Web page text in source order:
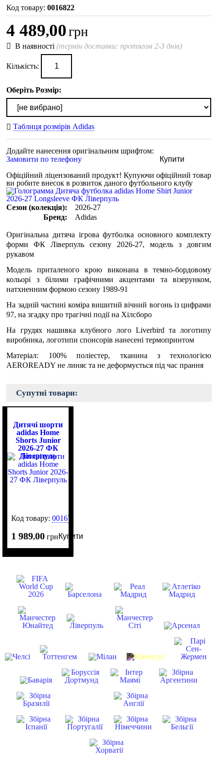
0016822
4 489,00грн
В наявності(термін доставки: протягом 2-3 днів)
Кількість:
Оберіть Розмір:
Таблиця розмірів Adidas
Додайте нанесення оригінальним шрифтом:
Замовити по телефону
Купити
Офіційний ліцензований продукт!Купуючи офіційний товар
ви робите внесок в розвиток даного футбольного клубу
Сезон (колекція):
2026-27
Бренд:
Adidas
Оригінальна дитяча ігрова футболка основного комплекту
форми ФК Ліверпуль сезону 2026-27, модель з довгим
рукавом
Модель приталеного крою виконана в темно-бордовому
кольорі з білими графічними акцентами та візерунком,
натхненним формою сезону 1989-91
На задній частині коміра вишитий вічний вогонь із цифрами
97, на згадку про трагічні події на Хілсборо
На грудях нашивка клубного лого Liverbird та логотипу
виробника, логотипи спонсорів нанесені термопринтом
Матеріал: 100% поліестер, тканина з технологією
AEROREADY не линяє та не деформується під час прання
Супутні товари:
Дитячі шорти
adidas Home
Shorts Junior
2026-27 ФК
Ліверпуль
Код товару:0016791
1 989,00 грнКупити